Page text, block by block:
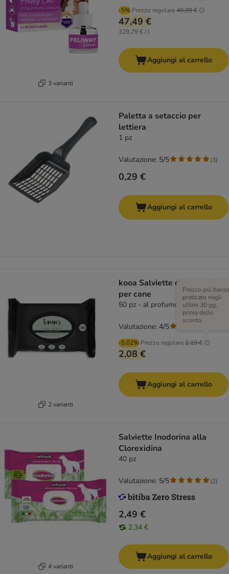
3 varianti
-5% Prezzo regolare49,99 €
47,49 €
329,79 € / l
Aggiungi al carrello
Paletta a setaccio per
lettiera
1 pz
0,29 €
Valutazione: 5/5 (3)
Aggiungi al carrello
2 varianti
kooa Salviette detergenti
per cane
50 pz - al profumo di fragola
-5.02% Prezzo regolare2,19 €
Prezzo più basso
praticato negli
ultimi 30 gg,
prima dello
sconto.
2,08 €
Valutazione: 4/5
Aggiungi al carrello
4 varianti
Salviette Inodorina alla
Clorexidina
40 pz
2,49 €
2,34 €
Valutazione: 5/5 (2)
Aggiungi al carrello